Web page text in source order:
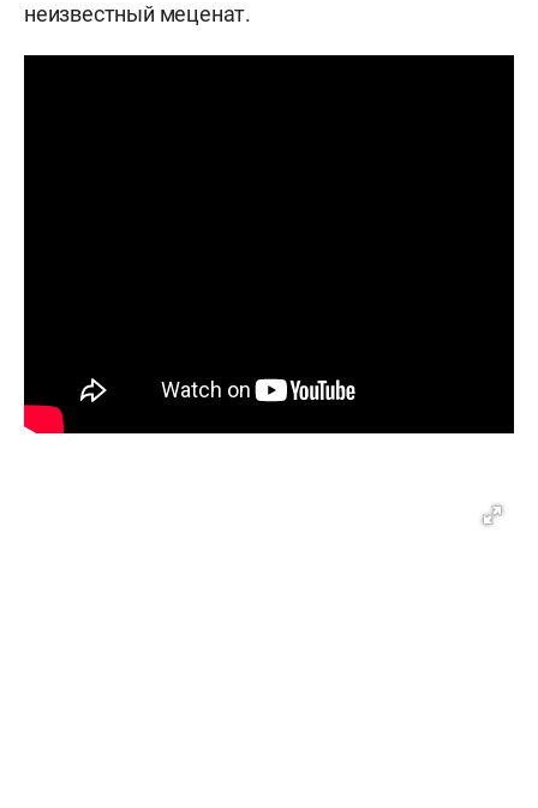
неизвестный меценат.